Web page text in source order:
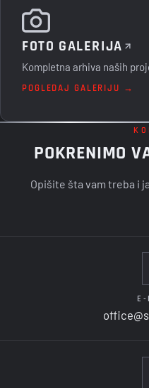
FOTO GALERIJA
Kompletna arhiva naših
POGLEDAJ GALERIJU →
POKRENIMO
Opišite šta vam treba i
E-